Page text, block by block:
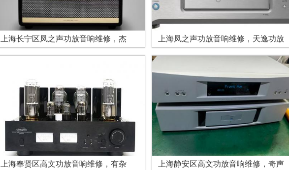
上海长宁区凤之声功放音响维修，杰 上海凤之声功放音响维修，天逸功放
上海奉贤区高文功放音响维修，有杂 上海静安区高文功放音响维修，奇声